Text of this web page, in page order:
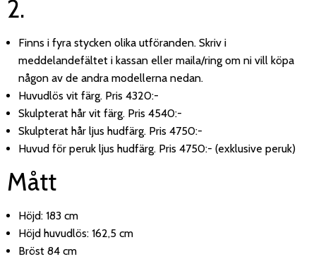
2.
Finns i fyra stycken olika utföranden. Skriv i
meddelandefältet i kassan eller maila/ring om ni vill köpa
någon av de andra modellerna nedan.
Huvudlös vit färg. Pris 4320:-
Skulpterat hår vit färg. Pris 4540:-
Skulpterat hår ljus hudfärg. Pris 4750:-
Huvud för peruk ljus hudfärg. Pris 4750:- (exklusive peruk)
Mått
Höjd: 183 cm
Höjd huvudlös: 162,5 cm
Bröst 84 cm